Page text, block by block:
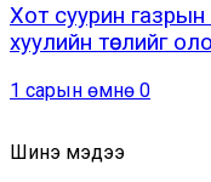
Хот суурин
хуулийн төслийг
1 сарын өмнө 0
Шинэ мэдээ